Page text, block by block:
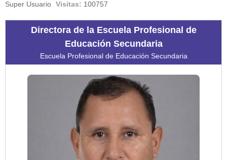
Super Usuario Visitas: 100757
Directora de la Escuela Profesional de
Educación Secundaria
Escuela Profesional de Educación Secundaria